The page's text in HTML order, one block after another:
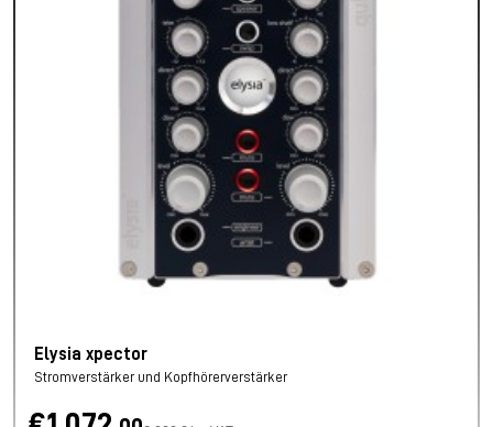
Elysia xpector
Stromverstärker und Kopfhörerverstärker